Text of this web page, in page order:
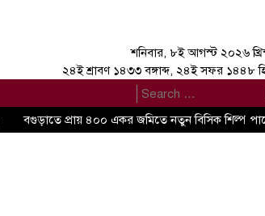
শনিবার, ৮ই আগস্ট ২০২৬
২৪ই শ্রাবণ ১৪৩৩ বঙ্গাব্দ, ২৪ই সফর ১৪৪৮
বগুড়াতে প্রায় ৪০০ একর জমিতে নতুন বিসিক শিল্প